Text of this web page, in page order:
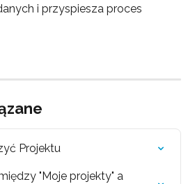
i przyspiesza proces
Projektu
"Moje projekty" a